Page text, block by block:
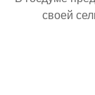
своей